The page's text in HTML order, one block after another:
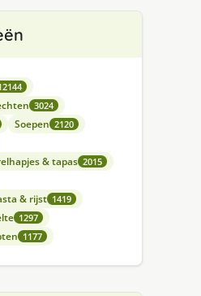
3024
Soepen 2120
& tapas 2015
& rijst 1419
1297
1177